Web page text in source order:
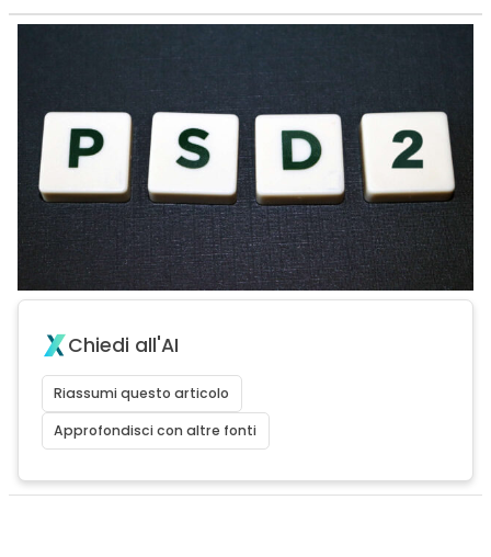
Chiedi all'AI
Riassumi questo articolo
Approfondisci con altre fonti